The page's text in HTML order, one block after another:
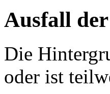
Ausfall
Die
oder ist